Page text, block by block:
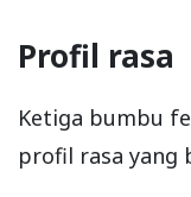
Profil rasa
Ketiga bumbu
profil rasa yang